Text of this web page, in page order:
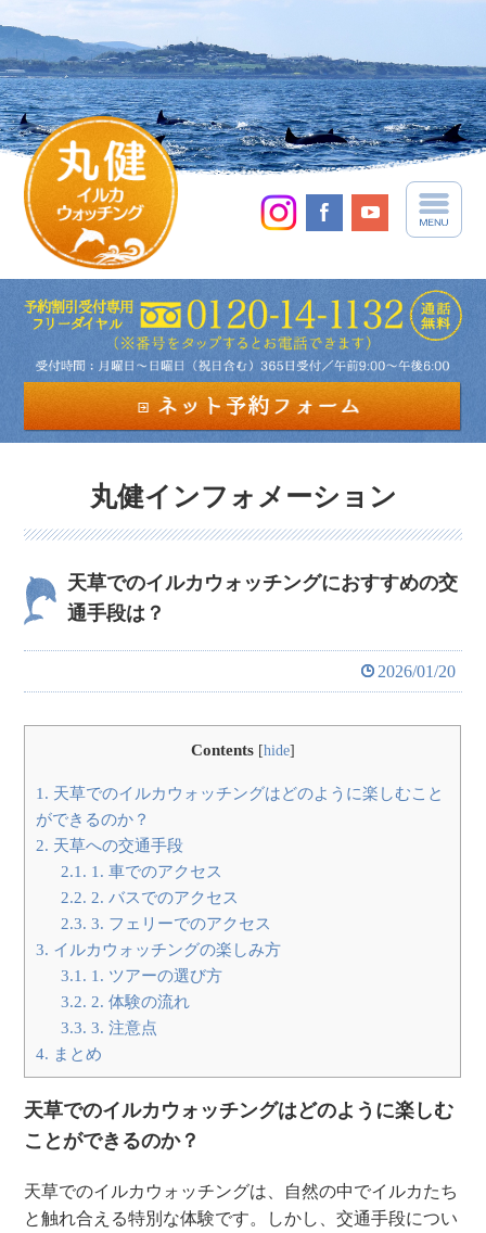
丸健インフォメーション
天草でのイルカウォッチングにおすすめの交
通手段は？
2026/01/20
Contents [hide]
1. 天草でのイルカウォッチングはどのように楽しむこと
ができるのか？
2. 天草への交通手段
2.1. 1. 車でのアクセス
2.2. 2. バスでのアクセス
2.3. 3. フェリーでのアクセス
3. イルカウォッチングの楽しみ方
3.1. 1. ツアーの選び方
3.2. 2. 体験の流れ
3.3. 3. 注意点
4. まとめ
天草でのイルカウォッチングはどのように楽しむ
ことができるのか？
天草でのイルカウォッチングは、自然の中でイルカたち
と触れ合える特別な体験です。しかし、交通手段につい